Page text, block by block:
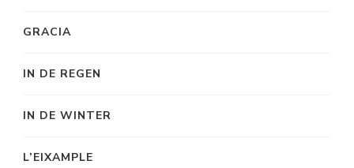
GRACIA
IN DE REGEN
IN DE WINTER
L’EIXAMPLE